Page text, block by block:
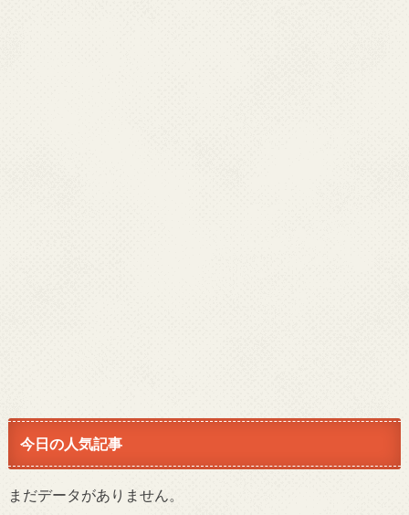
今日の人気記事
まだデータがありません。